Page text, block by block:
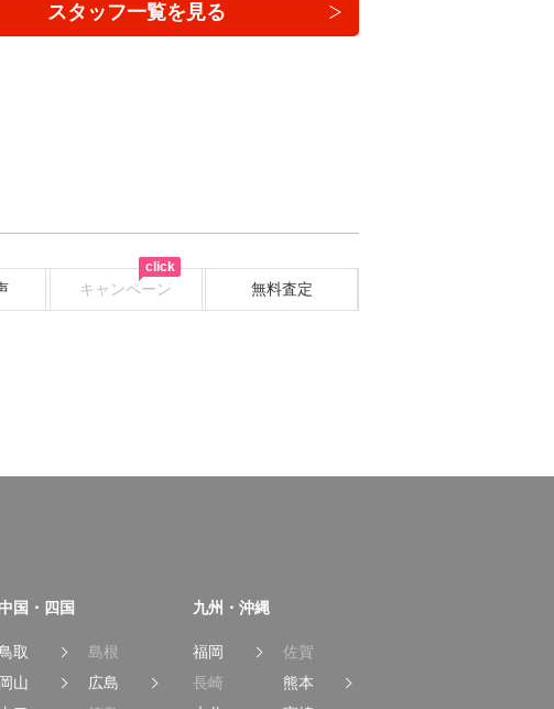
スタッフ一覧を見る
キャンペーン 無料査定
click
国・四国
取
島根
岡山
広島
九州・沖縄
福岡
佐賀
長崎
熊本